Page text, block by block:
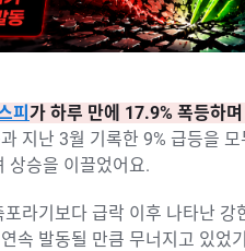
피 가 하루 만에 17.9% 폭등하
지난 3월 기록한 9% 급등을
상승을 이끌었어요.
라기보다 급락 이후 나타난 강
속 발동될 만큼 무너지고 있었